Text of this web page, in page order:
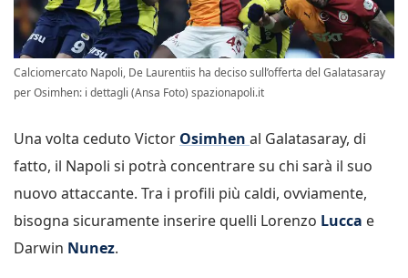
Calciomercato Napoli, De Laurentiis ha deciso sull’offerta del Galatasaray
per Osimhen: i dettagli (Ansa Foto) spazionapoli.it
Una volta ceduto Victor Osimhen al Galatasaray, di
fatto, il Napoli si potrà concentrare su chi sarà il suo
nuovo attaccante. Tra i profili più caldi, ovviamente,
bisogna sicuramente inserire quelli Lorenzo Lucca e
Darwin Nunez.